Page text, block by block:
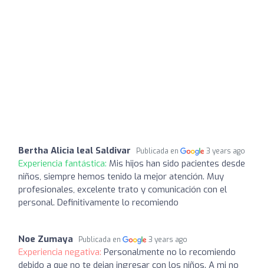
Bertha Alicia leal Saldivar Publicada en 3 years ago
Experiencia fantástica: Mis hijos han sido pacientes desde
niños, siempre hemos tenido la mejor atención. Muy
profesionales, excelente trato y comunicación con el
personal. Definitivamente lo recomiendo
Noe Zumaya Publicada en 3 years ago
Experiencia negativa: Personalmente no lo recomiendo
debido a que no te dejan ingresar con los niños. A mi no